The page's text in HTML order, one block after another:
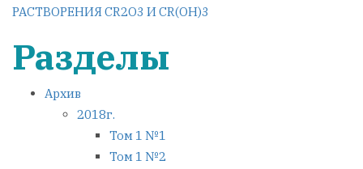
РАСТВОРЕНИЯ СR2O3 И СR(OH)3
Разделы
Архив
2018г.
Том 1 №1
Том 1 №2